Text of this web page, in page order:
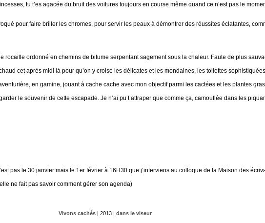
tu t’es agacée du bruit des voitures toujours en course même quand ce n’est pas le
pour faire briller les chromes, pour servir les peaux à démontrer des réussites éclatantes,
rocaille ordonné en chemins de bitume serpentant sagement sous la chaleur. Faute de plus
cet après midi là pour qu’on y croise les délicates et les mondaines, les toilettes
en gamine, jouant à cache cache avec mon objectif parmi les cactées et les plantes
le souvenir de cette escapade. Je n’ai pu t’attraper que comme ça, camouflée dans les
pas le 30 janvier mais le 1er février à 16H30 que j’interviens au colloque de la Maison des
ne fait pas savoir comment gérer son agenda)
Vivons cachés| 2013 | dans le viseur